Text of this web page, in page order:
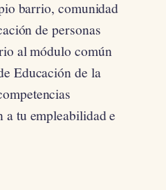
barrio, comunidad
de personas
al módulo común
Educación de la
a tu empleabilidad e